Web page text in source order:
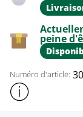
peine
Numéro d'article:
Afficher plus